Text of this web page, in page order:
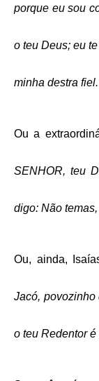
porque eu sou
o teu Deus; eu
minha destra
Ou a
SENHOR, teu
digo: Não
Ou, ainda,
Jacó,
o teu Redentor é